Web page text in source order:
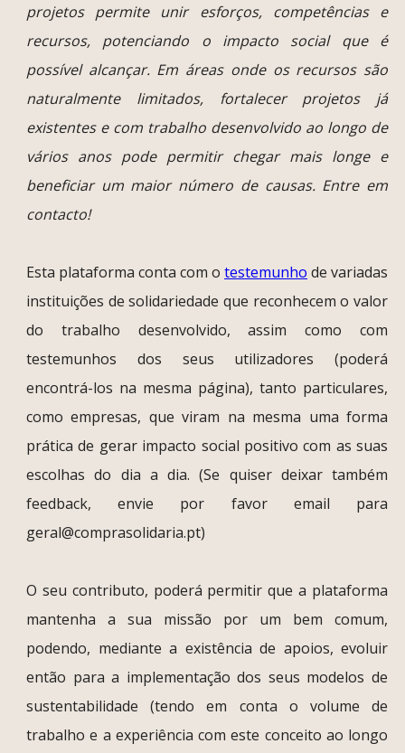
projetos permite unir esforços, competências e
recursos, potenciando o impacto social que é
possível alcançar. Em áreas onde os recursos são
naturalmente limitados, fortalecer projetos já
existentes e com trabalho desenvolvido ao longo de
vários anos pode permitir chegar mais longe e
beneficiar um maior número de causas. Entre em
contacto!
Esta plataforma conta com o testemunho de variadas
instituições de solidariedade que reconhecem o valor
do trabalho desenvolvido, assim como com
testemunhos dos seus utilizadores (poderá
encontrá-los na mesma página), tanto particulares,
como empresas, que viram na mesma uma forma
prática de gerar impacto social positivo com as suas
escolhas do dia a dia. (Se quiser deixar também
feedback, envie por favor email para
geral@comprasolidaria.pt)
O seu contributo, poderá permitir que a plataforma
mantenha a sua missão por um bem comum,
podendo, mediante a existência de apoios, evoluir
então para a implementação dos seus modelos de
sustentabilidade (tendo em conta o volume de
trabalho e a experiência com este conceito ao longo